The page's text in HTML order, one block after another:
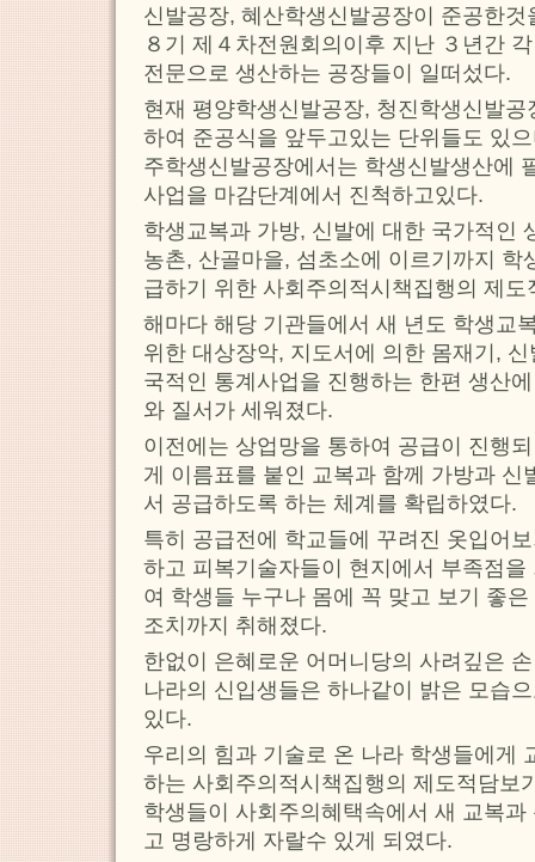
신발공장, 혜산학생신발공장이 준공한
８기 제４차전원회의이후 지난 ３년간
전문으로 생산하는 공장들이 일떠섰다.
현재 평양학생신발공장, 청진학생신발
하여 준공식을 앞두고있는 단위들도 있
주학생신발공장에서는 학생신발생산에
사업을 마감단계에서 진척하고있다.
학생교복과 가방, 신발에 대한 국가적인
농촌, 산골마을, 섬초소에 이르기까지 학
급하기 위한 사회주의적시책집행의 제
해마다 해당 기관들에서 새 년도 학생교
위한 대상장악, 지도서에 의한 몸재기,
국적인 통계사업을 진행하는 한편 생산
와 질서가 세워졌다.
이전에는 상업망을 통하여 공급이 진행
게 이름표를 붙인 교복과 함께 가방과 신
서 공급하도록 하는 체계를 확립하였다.
특히 공급전에 학교들에 꾸려진 옷입어
하고 피복기술자들이 현지에서 부족점
여 학생들 누구나 몸에 꼭 맞고 보기 좋
조치까지 취해졌다.
한없이 은혜로운 어머니당의 사려깊은
나라의 신입생들은 하나같이 밝은 모습
있다.
우리의 힘과 기술로 온 나라 학생들에게
하는 사회주의적시책집행의 제도적담보
학생들이 사회주의혜택속에서 새 교복
고 명랑하게 자랄수 있게 되였다.